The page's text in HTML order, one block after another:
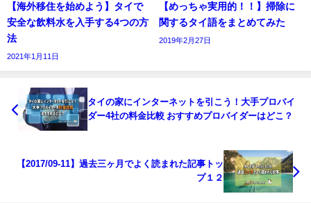
【海外移住を始めよう】タイで
安全な飲料水を入手する4つの方
法
2021年1月11日
【めっちゃ実用的！！】掃除に
関するタイ語をまとめてみた
2019年2月27日
タイの家にインターネットを引こう！大手プロバイ
ダー4社の料金比較 おすすめプロバイダーはどこ？
【2017/09-11】過去三ヶ月でよく読まれた記事トッ
プ１２